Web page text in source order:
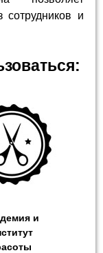
сотрудников и
и